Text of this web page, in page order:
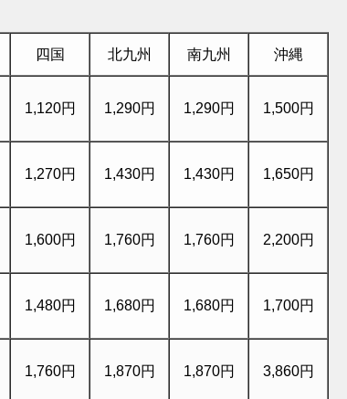
四国 北九州 南九州 沖縄
1,120円 1,290円 1,290円 1,500円
1,270円 1,430円 1,430円 1,650円
1,600円 1,760円 1,760円 2,200円
1,480円 1,680円 1,680円 1,700円
1,760円 1,870円 1,870円 3,860円